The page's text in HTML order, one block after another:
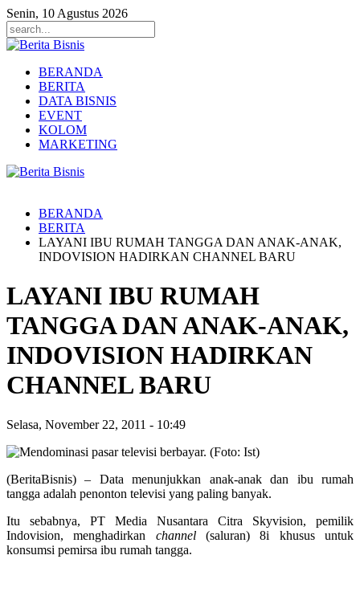
Senin, 10 Agustus 2026
BERANDA
BERITA
DATA BISNIS
EVENT
KOLOM
MARKETING
BERANDA
BERITA
LAYANI IBU RUMAH TANGGA DAN ANAK-ANAK,
INDOVISION HADIRKAN CHANNEL BARU
LAYANI IBU RUMAH
TANGGA DAN ANAK-ANAK,
INDOVISION HADIRKAN
CHANNEL BARU
Selasa, November 22, 2011 - 10:49
(BeritaBisnis) – Data menunjukkan anak-anak dan ibu rumah
tangga adalah penonton televisi yang paling banyak.
Itu sebabnya, PT Media Nusantara Citra Skyvision, pemilik
Indovision, menghadirkan channel(saluran) 8i khusus untuk
konsumsi pemirsa ibu rumah tangga.